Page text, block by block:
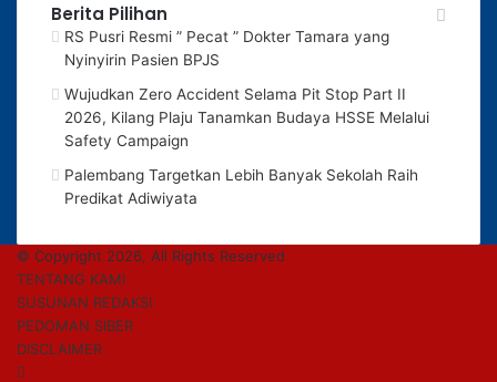
Berita Pilihan
RS Pusri Resmi ” Pecat ” Dokter Tamara yang
Nyinyirin Pasien BPJS
Wujudkan Zero Accident Selama Pit Stop Part II
2026, Kilang Plaju Tanamkan Budaya HSSE Melalui
Safety Campaign
Palembang Targetkan Lebih Banyak Sekolah Raih
Predikat Adiwiyata
© Copyright 2026, All Rights Reserved
TENTANG KAMI
SUSUNAN REDAKSI
PEDOMAN SIBER
DISCLAIMER